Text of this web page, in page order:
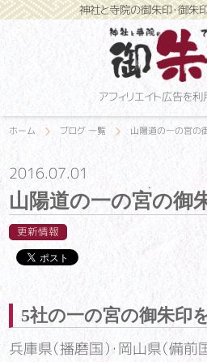
神社と寺院の御朱印・御朱
アフィリエイト広告を
ホーム ブログ 一覧 山陽道の一の宮の
2016.07.01
山陽道の一の宮の御
更新情報
5社の一の宮の御朱印
兵庫県（播磨国）・岡山県（備前